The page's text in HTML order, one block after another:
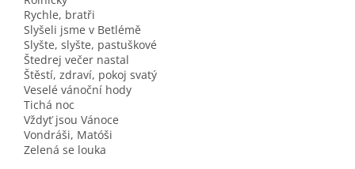
Rychle, bratři
Slyšeli jsme v Betlémě
Slyšte, slyšte, pastuškové
Štedrej večer nastal
Štěstí, zdraví, pokoj svatý
Veselé vánoční hody
Tichá noc
Vždyť jsou Vánoce
Vondráši, Matóši
Zelená se louka